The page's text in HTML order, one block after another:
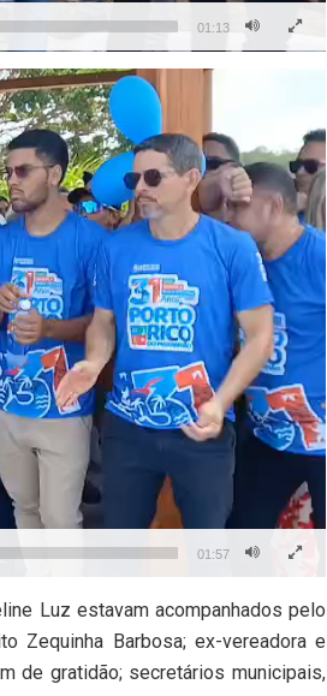
01:13
01:57
Luz estavam acompanhados pelo
Zequinha Barbosa; ex-vereadora e
de gratidão; secretários municipais,